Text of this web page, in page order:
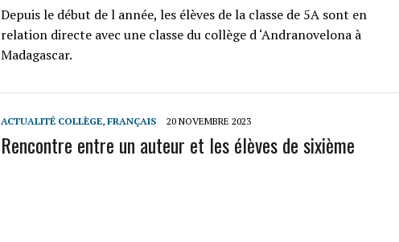
Depuis le début de l année, les élèves de la classe de 5A sont en
relation directe avec une classe du collège d ‘Andranovelona à
Madagascar.
ACTUALITÉ COLLÈGE, FRANÇAIS 20 NOVEMBRE 2023
Rencontre entre un auteur et les élèves de sixième